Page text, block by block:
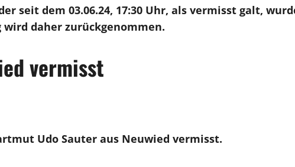
seit dem 03.06.24, 17:30 Uhr, als vermisst galt,
daher zurückgenommen.
vermisst
Udo Sauter aus Neuwied vermisst.